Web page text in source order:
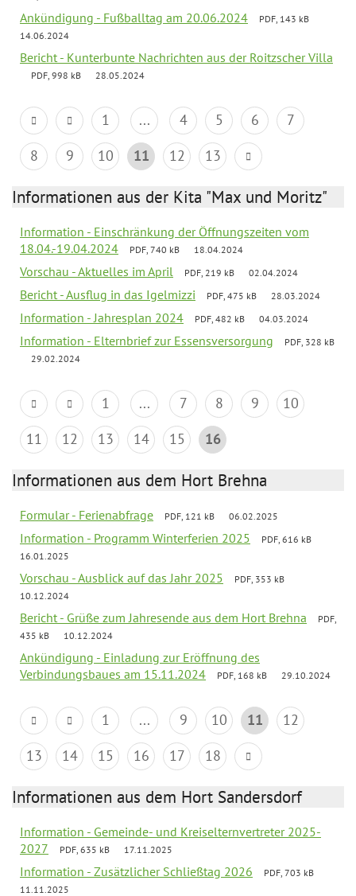
Ankündigung - Fußballtag am 20.06.2024
PDF, 143 kB
14.06.2024
Bericht - Kunterbunte Nachrichten aus der Roitzscher Villa
PDF, 998 kB 28.05.2024
1 ... 4 5 6
7
8
9 10 11 12 13
Informationen aus der Kita "Max und Moritz"
Information - Einschränkung der Öffnungszeiten vom
18.04.-19.04.2024
PDF, 740 kB 18.04.2024
Vorschau - Aktuelles im April PDF, 219 kB 02.04.2024
Bericht - Ausflug in das Igelmizzi PDF, 475 kB 28.03.2024
Information - Jahresplan 2024 PDF, 482 kB 04.03.2024
Information - Elternbrief zur Essensversorgung
PDF, 328 kB
29.02.2024
1 ... 7 8 9
10
11
12 13 14 15 16
Informationen aus dem Hort Brehna
Formular - Ferienabfrage PDF, 121 kB 06.02.2025
Information - Programm Winterferien 2025
PDF, 616 kB
16.01.2025
Vorschau - Ausblick auf das Jahr 2025
PDF, 353 kB
10.12.2024
Bericht - Grüße zum Jahresende aus dem Hort Brehna
PDF,
435 kB
10.12.2024
Ankündigung - Einladung zur Eröffnung des
Verbindungsbaues am 15.11.2024
PDF, 168 kB 29.10.2024
1 ... 9 10 11
12
13
14 15 16 17 18
Informationen aus dem Hort Sandersdorf
Information - Gemeinde- und Kreiselternvertreter 2025-
2027
PDF, 635 kB 17.11.2025
Information - Zusätzlicher Schließtag 2026
PDF, 703 kB
11.11.2025